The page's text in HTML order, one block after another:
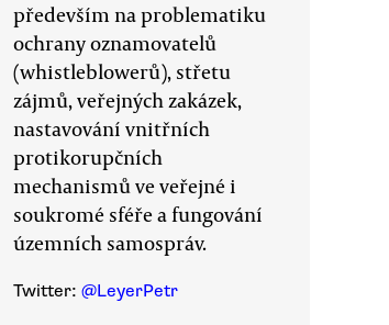
především na problematiku
ochrany oznamovatelů
(whistleblowerů), střetu
zájmů, veřejných zakázek,
nastavování vnitřních
protikorupčních
mechanismů ve veřejné i
soukromé sféře a fungování
územních samospráv.
Twitter: @LeyerPetr